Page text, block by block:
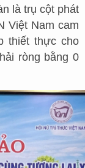
là trụ cột phát
Việt Nam cam
thiết thực cho
ròng bằng 0